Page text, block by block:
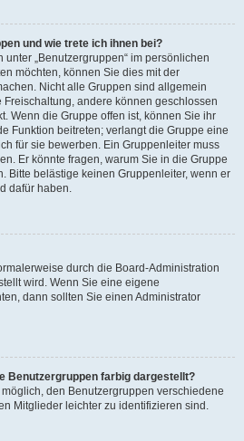
und wie trete ich ihnen bei?
„Benutzergruppen“ im persönlichen
möchten, können Sie dies mit der
Nicht alle Gruppen sind allgemein
andere können geschlossen
Wenn die Gruppe offen ist, können Sie ihr
Funktion beitreten; verlangt die Gruppe eine
für sie bewerben. Ein Gruppenleiter muss
Er könnte fragen, warum Sie in die Gruppe
Bitte belästige keinen Gruppenleiter, wenn er
dafür haben.
durch die Board-Administration
wird. Wenn Sie eine eigene
dann sollten Sie einen Administrator
Benutzergruppen farbig dargestellt?
den Benutzergruppen verschiedene
Mitglieder leichter zu identifizieren sind.